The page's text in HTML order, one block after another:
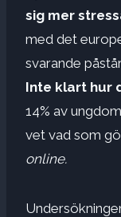
sig mer
med det
svarande
Inte klart hur
14% av
vet vad som
online.